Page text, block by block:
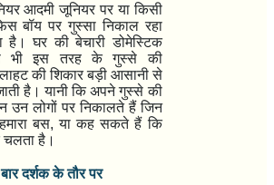
आदमी जूनियर पर या किसी
बॉय पर गुस्सा निकाल रहा
है। घर की बेचारी डोमेस्टिक
भी इस तरह के गुस्से की
की शिकार बड़ी आसानी से
है। यानी कि अपने गुस्से की
उन लोगों पर निकालते हैं जिन
बस,या कह सकते हैं कि
चलता है।
दर्शक के तौर पर